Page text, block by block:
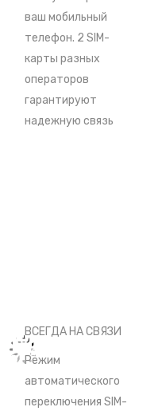
ваш мобильный
телефон. 2 SIM-
карты разных
операторов
гарантируют
надежную связь
ВСЕГДА НА СВЯЗИ
Режим
автоматического
переключения SIM-